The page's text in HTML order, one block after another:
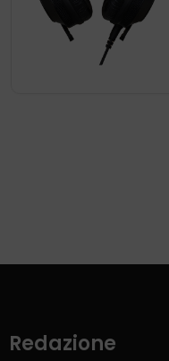
Redazione